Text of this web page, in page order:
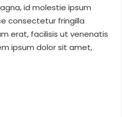
id molestie ipsum
consectetur fringilla
erat, facilisis ut venenatis
ipsum dolor sit amet,